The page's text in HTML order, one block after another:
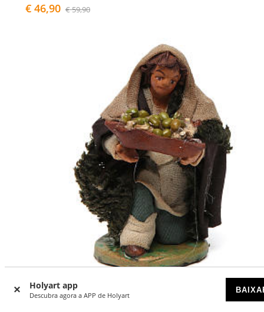
Holyart app
Descubra agora a APP de Holyart
€ 46,90 € 59,90
Homem de joelhos cesta azeitonas couro 10 cm presépio